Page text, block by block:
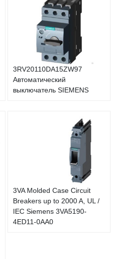
3RV20110DA15ZW97
Автоматический
выключатель SIEMENS
3VA Molded Case Circuit
Breakers up to 2000 A, UL /
IEC Siemens 3VA5190-
4ED11-0AA0